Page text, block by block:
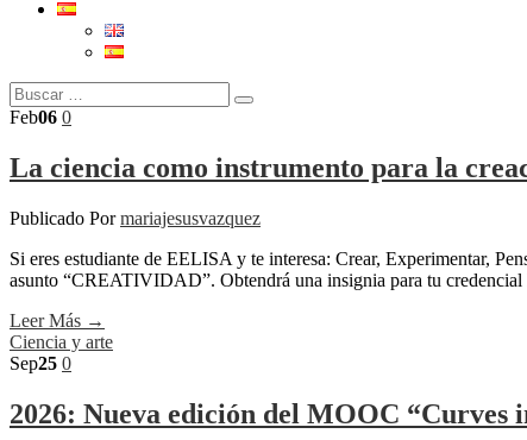
Feb06 0
La ciencia como instrumento para la
Publicado Pormariajesusvazquez
Si eres estudiante de EELISA y te interesa: Crear, Experimentar,
asunto “CREATIVIDAD”. Obtendrá una insignia para tu
Leer Más →
Ciencia y arte
Sep25 0
2026: Nueva edición del MOOC